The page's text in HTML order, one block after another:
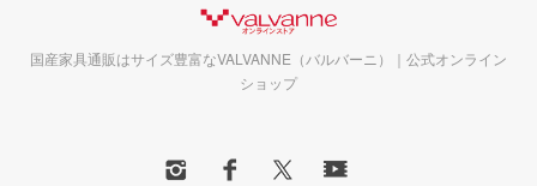
国産家具通販はサイズ豊富なVALVANNE（バルバーニ）｜公式オンライン
ショップ